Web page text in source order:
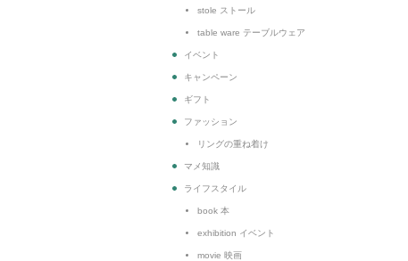
stole ストール
table ware テーブルウェア
イベント
キャンペーン
ギフト
ファッション
リングの重ね着け
マメ知識
ライフスタイル
book 本
exhibition イベント
movie 映画